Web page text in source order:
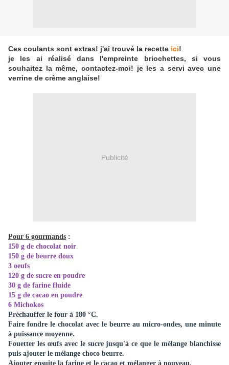
Ces coulants sont extras! j'ai trouvé la recette ici!
je les ai réalisé dans l'empreinte briochettes, si vous
souhaitez la même, contactez-moi! je les a servi avec une
verrine de crème anglaise!
Publicité
Pour 6 gourmands :
150 g de chocolat noir
150 g de beurre doux
3 oeufs
120 g de sucre en poudre
30 g de farine fluide
15 g de cacao en poudre
6 Michokos
Préchauffer le four à 180 °C.
Faire fondre le chocolat avec le beurre au micro-ondes, une minute
à puissance moyenne.
Fouetter les œufs avec le sucre jusqu'à ce que le mélange blanchisse
puis ajouter le mélange choco beurre.
Ajouter ensuite la farine et le cacao et mélanger à nouveau.